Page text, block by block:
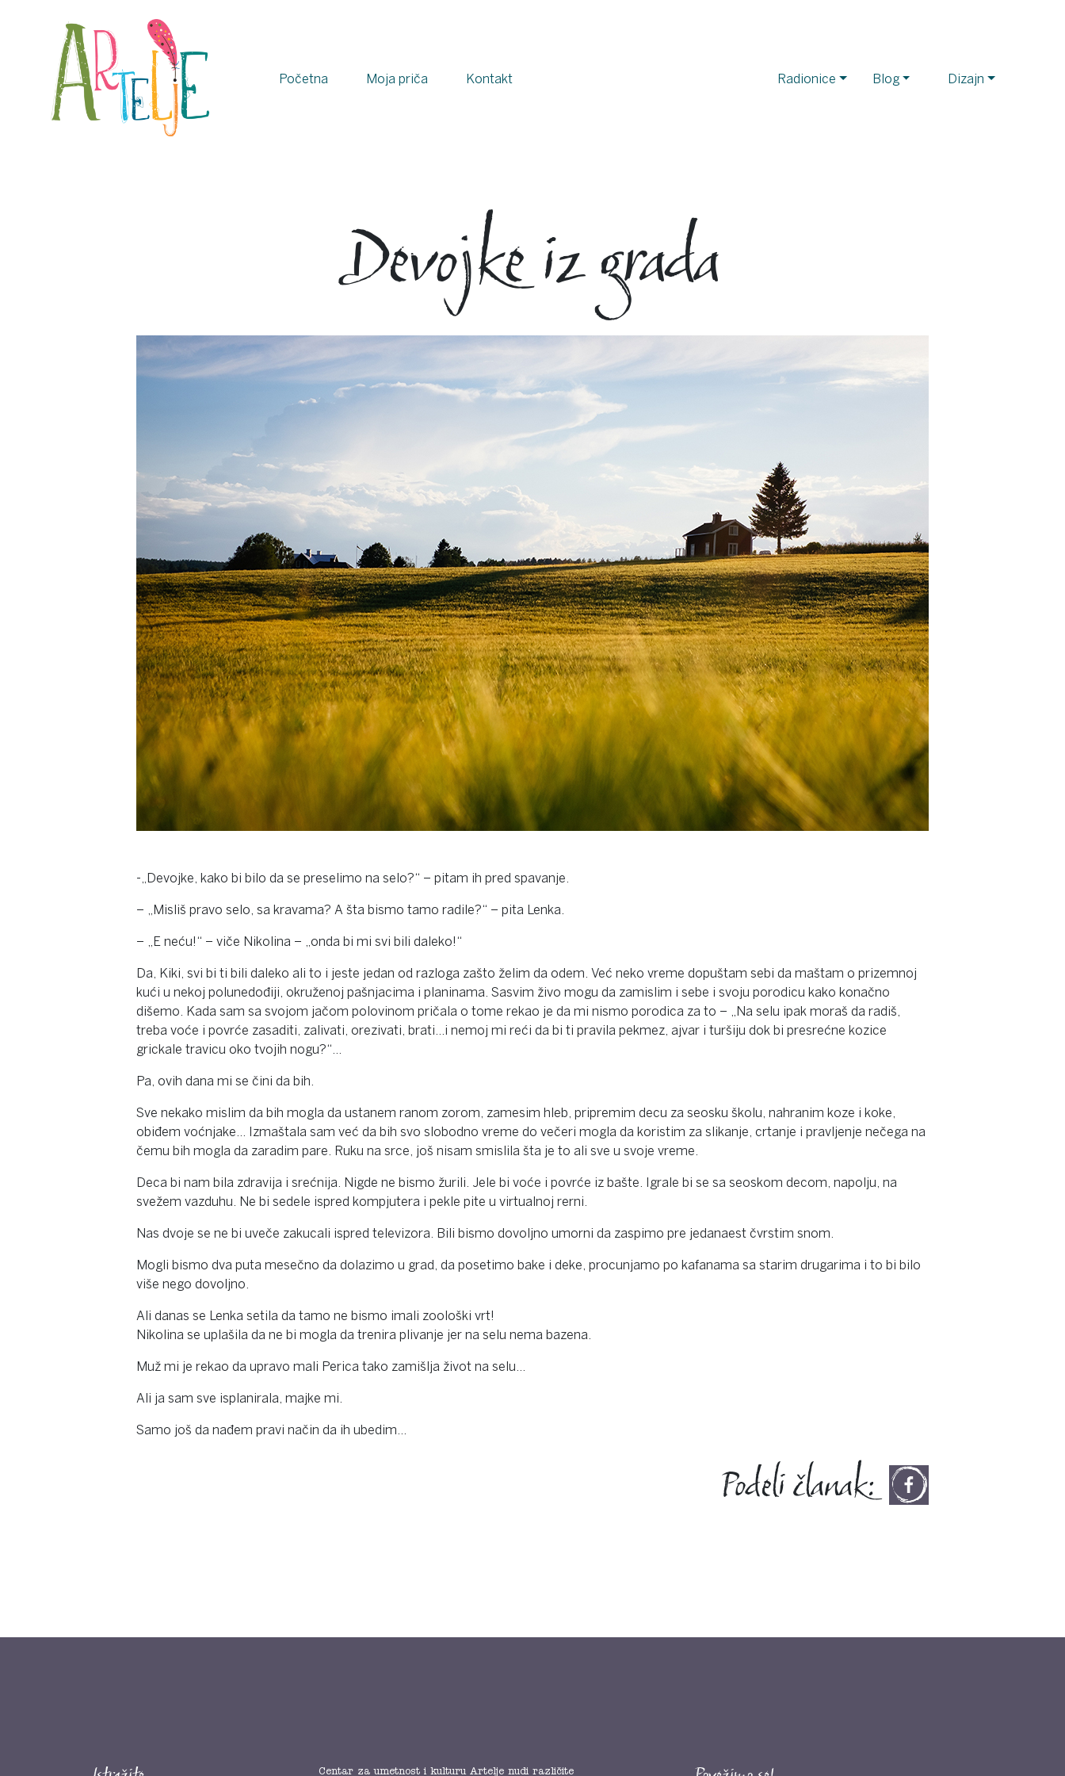
Početna Moja priča Kontakt Radionice Blog Dizajn
Devojke iz grada
-„Devojke, kako bi bilo da se preselimo na selo?“ – pitam ih pred spavanje.
– „Misliš pravo selo, sa kravama? A šta bismo tamo radile?“ – pita Lenka.
– „E neću!“ – viče Nikolina – „onda bi mi svi bili daleko!“
Da, Kiki, svi bi ti bili daleko ali to i jeste jedan od razloga zašto želim da odem. Već neko vreme dopuštam sebi da maštam o prizemnoj
kući u nekoj polunedođiji, okruženoj pašnjacima i planinama. Sasvim živo mogu da zamislim i sebe i svoju porodicu kako konačno
dišemo. Kada sam sa svojom jačom polovinom pričala o tome rekao je da mi nismo porodica za to – „Na selu ipak moraš da radiš,
treba voće i povrće zasaditi, zalivati, orezivati, brati…i nemoj mi reći da bi ti pravila pekmez, ajvar i turšiju dok bi presrećne kozice
grickale travicu oko tvojih nogu?“…
Pa, ovih dana mi se čini da bih.
Sve nekako mislim da bih mogla da ustanem ranom zorom, zamesim hleb, pripremim decu za seosku školu, nahranim koze i koke,
obiđem voćnjake… Izmaštala sam već da bih svo slobodno vreme do večeri mogla da koristim za slikanje, crtanje i pravljenje nečega na
čemu bih mogla da zaradim pare. Ruku na srce, još nisam smislila šta je to ali sve u svoje vreme.
Deca bi nam bila zdravija i srećnija. Nigde ne bismo žurili. Jele bi voće i povrće iz bašte. Igrale bi se sa seoskom decom, napolju, na
svežem vazduhu. Ne bi sedele ispred kompjutera i pekle pite u virtualnoj rerni.
Nas dvoje se ne bi uveče zakucali ispred televizora. Bili bismo dovoljno umorni da zaspimo pre jedanaest čvrstim snom.
Mogli bismo dva puta mesečno da dolazimo u grad, da posetimo bake i deke, procunjamo po kafanama sa starim drugarima i to bi bilo
više nego dovoljno.
Ali danas se Lenka setila da tamo ne bismo imali zoološki vrt!
Nikolina se uplašila da ne bi mogla da trenira plivanje jer na selu nema bazena.
Muž mi je rekao da upravo mali Perica tako zamišlja život na selu…
Ali ja sam sve isplanirala, majke mi.
Samo još da nađem pravi način da ih ubedim…
Podeli članak:
Centar za umetnost i kulturu Artelje nudi različite